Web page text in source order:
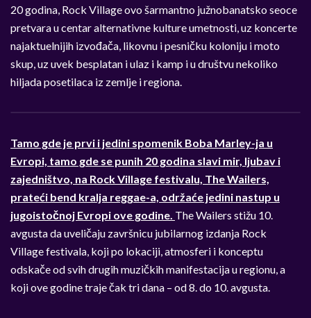
20 godina, Rock Village ovo šarmantno južnobanatsko seoce
pretvara u centar alternativne kulture umetnosti, uz koncerte
najaktuelnijih izvođača, likovnu i pesničku koloniju i moto
skup, uz uvek besplatan i ulaz i kamp i u društvu nekoliko
hiljada posetilaca iz zemlje i regiona.
Tamo gde je prvi i jedini spomenik Boba Marley-ja u
Evropi, tamo gde se punih 20 godina slavi mir, ljubav i
zajedništvo, na Rock Village festivalu, The Wailers,
prateći bend kralja reggae-a, održaće jedini nastup u
jugoistočnoj Evropi ove godine. The Wailers stižu 10.
avgusta da uveličaju završnicu jubilarnog izdanja Rock
Village festivala, koji po lokaciji, atmosferi i konceptu
odskače od svih drugih muzičkih manifestacija u regionu, a
koji ove godine traje čak tri dana – od 8. do 10. avgusta.